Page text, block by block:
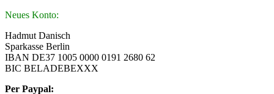
Neues Konto:
Hadmut Danisch
Sparkasse Berlin
IBAN DE37 1005 0000 0191 2680 62
BIC BELADEBEXXX
Per Paypal: